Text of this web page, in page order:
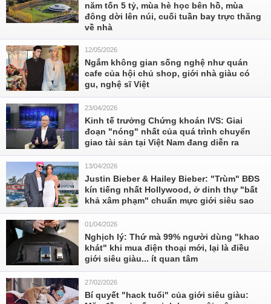
năm tốn 5 tỷ, mùa hè học bên hồ, mùa
đông dời lên núi, cuối tuần bay trực thăng
về nhà
12/05/2026
Ngắm không gian sống nghệ như quán
cafe của hội chủ shop, giới nhà giàu có
gu, nghệ sĩ Việt
23/04/2026
Kinh tế trưởng Chứng khoán IVS: Giai
đoạn "nóng" nhất của quá trình chuyển
giao tài sản tại Việt Nam đang diễn ra
13/04/2026
Justin Bieber & Hailey Bieber: "Trùm" BĐS
kín tiếng nhất Hollywood, ở dinh thự "bất
khả xâm phạm" chuẩn mực giới siêu sao
01/04/2026
Nghịch lý: Thứ mà 99% người dùng "khao
khát" khi mua điện thoại mới, lại là điều
giới siêu giàu... ít quan tâm
27/02/2026
Bí quyết "hack tuổi" của giới siêu giàu: